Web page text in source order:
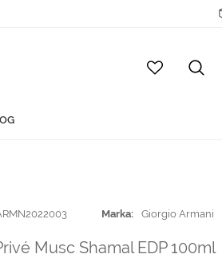
Marka Giorgio Armani
Musc Shamal EDP 100ml